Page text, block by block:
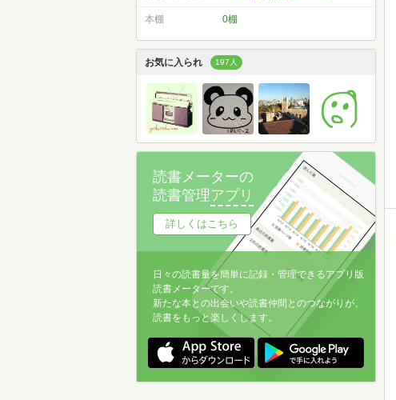
本棚 0棚
お気に入られ 197人
読書メーターの
読書管理アプリ
詳しくはこちら
日々の読書量を簡単に記録・管理できるアプリ版
読書メーターです。
新たな本との出会いや読書仲間とのつながりが、
読書をもっと楽しくします。